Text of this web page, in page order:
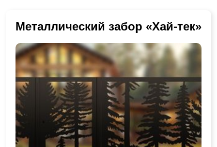
Металлический забор «Хай-тек»